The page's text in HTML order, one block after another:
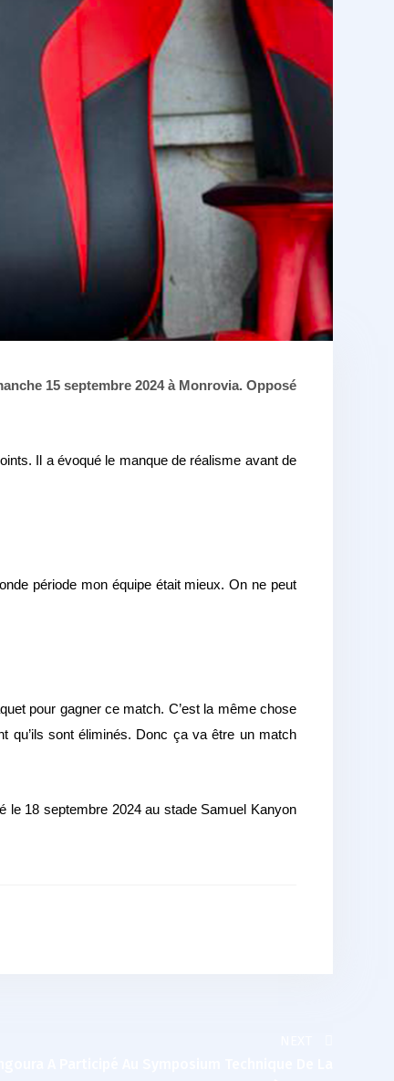
15 septembre 2024 à Monrovia. Opposé
Il a évoqué le manque de réalisme avant de
période mon équipe était mieux. On ne peut
pour gagner ce match. C’est la même chose
qu’ils sont éliminés. Donc ça va être un match
le 18 septembre 2024 au stade Samuel Kanyon